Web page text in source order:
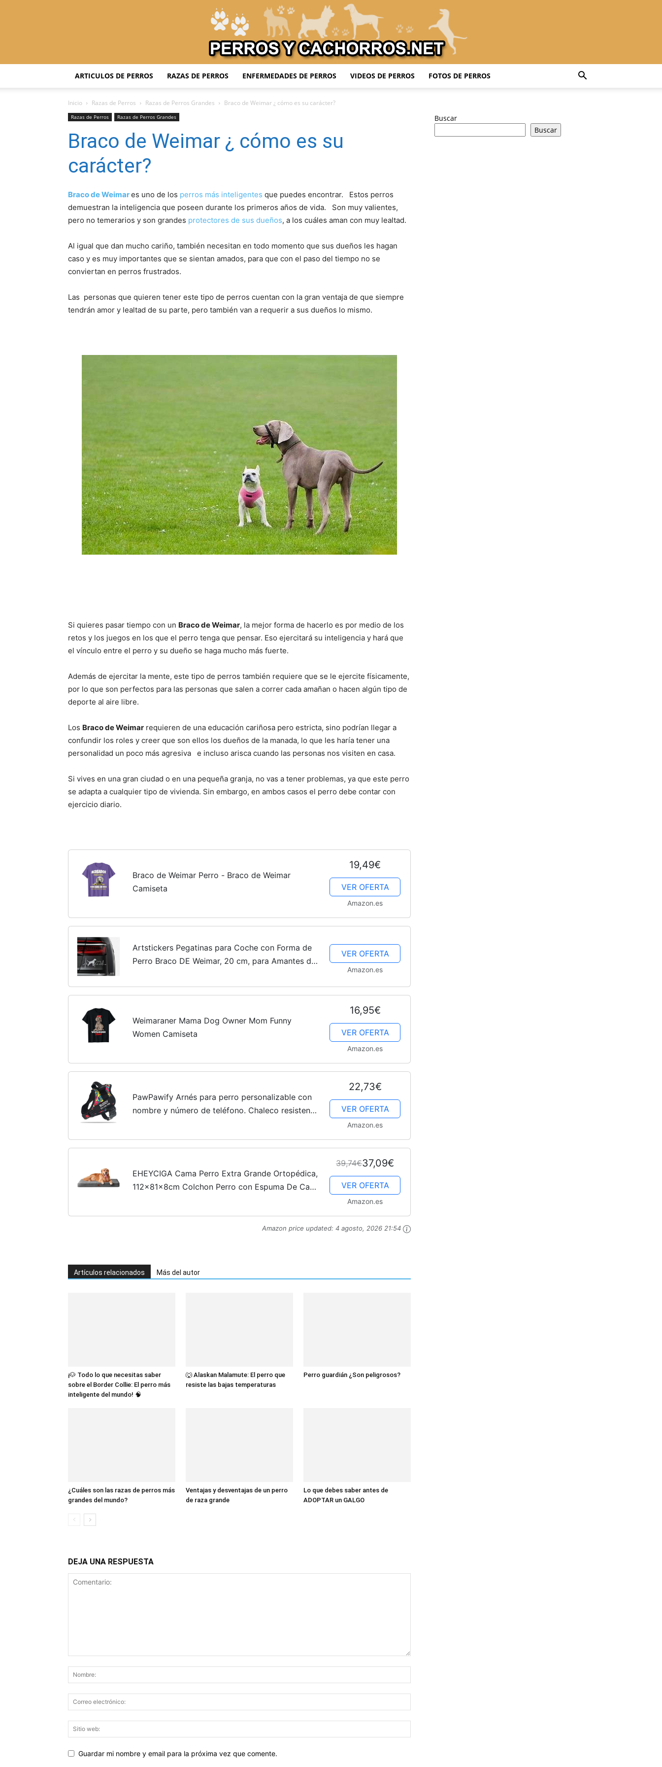
–
–
Fotos
ARTICULOS DE PERROS RAZAS DE PERROS ENFERMEDADES DE PERROS VIDEOS DE PERROS FOTOS DE PERROS
Inicio Razas de Perros Razas de Perros Grandes Braco de Weimar ¿ cómo es su carácter?
Razas de Perros Razas de Perros Grandes
Braco de Weimar ¿ cómo es su
carácter?
Braco de Weimares uno de los perros más inteligentes que puedes encontrar. Estos perros
demuestran la inteligencia que poseen durante los primeros años de vida. Son muy valientes,
pero no temerarios y son grandes protectores de sus dueños, a los cuáles aman con muy lealtad.
Al igual que dan mucho cariño, también necesitan en todo momento que sus dueños les hagan
caso y es muy importantes que se sientan amados, para que con el paso del tiempo no se
conviertan en perros frustrados.
Las personas que quieren tener este tipo de perros cuentan con la gran ventaja de que siempre
tendrán amor y lealtad de su parte, pero también van a requerir a sus dueños lo mismo.
Si quieres pasar tiempo con un Braco de Weimar, la mejor forma de hacerlo es por medio de los
retos y los juegos en los que el perro tenga que pensar. Eso ejercitará su inteligencia y hará que
el vínculo entre el perro y su dueño se haga mucho más fuerte.
Además de ejercitar la mente, este tipo de perros también requiere que se le ejercite físicamente,
por lo que son perfectos para las personas que salen a correr cada amañan o hacen algún tipo de
deporte al aire libre.
Los Braco de Weimar requieren de una educación cariñosa pero estricta, sino podrían llegar a
confundir los roles y creer que son ellos los dueños de la manada, lo que les haría tener una
personalidad un poco más agresiva e incluso arisca cuando las personas nos visiten en casa.
Si vives en una gran ciudad o en una pequeña granja, no vas a tener problemas, ya que este perro
se adapta a cualquier tipo de vivienda. Sin embargo, en ambos casos el perro debe contar con
ejercicio diario.
Braco de Weimar Perro - Braco de Weimar
Camiseta
19,49€
VER OFERTA
Amazon.es
Artstickers Pegatinas para Coche con Forma de
Perro Braco DE Weimar, 20 cm, para Amantes de
corazón. Regalo...
VER OFERTA
Amazon.es
Weimaraner Mama Dog Owner Mom Funny
Women Camiseta
16,95€
VER OFERTA
Amazon.es
PawPawify Arnés para perro personalizable con
nombre y número de teléfono. Chaleco resistente
22,73€
VER OFERTA
Amazon.es
EHEYCIGA Cama Perro Extra Grande Ortopédica,
112x81x8cm Colchon Perro con Espuma De Caja
39,74€37,09€
VER OFERTA
Amazon.es
Amazon price updated: 4 agosto, 2026 21:54
Artículos relacionados Más del autor
¡🐶 Todo lo que necesitas saber
sobre el Border Collie: El perro más
inteligente del mundo! 🧠
🐺 Alaskan Malamute: El perro que
resiste las bajas temperaturas
Perro guardián ¿Son peligrosos?
¿Cuáles son las razas de perros más
grandes del mundo?
Ventajas y desventajas de un perro
de raza grande
Lo que debes saber antes de
ADOPTAR un GALGO
DEJA UNA RESPUESTA
Guardar mi nombre y email para la próxima vez que comente.
Buscar
Buscar